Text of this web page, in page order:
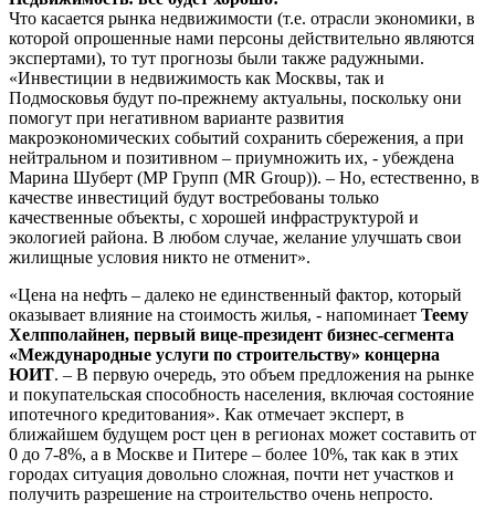
Что касается рынка недвижимости (т.е. отрасли экономики, в
которой опрошенные нами персоны действительно являются
экспертами), то тут прогнозы были также радужными.
«Инвестиции в недвижимость как Москвы, так и
Подмосковья будут по-прежнему актуальны, поскольку они
помогут при негативном варианте развития
макроэкономических событий сохранить сбережения, а при
нейтральном и позитивном – приумножить их, - убеждена
Марина Шуберт (МР Групп (MR Group)). – Но, естественно, в
качестве инвестиций будут востребованы только
качественные объекты, с хорошей инфраструктурой и
экологией района. В любом случае, желание улучшать свои
жилищные условия никто не отменит».
«Цена на нефть – далеко не единственный фактор, который
оказывает влияние на стоимость жилья, - напоминает Теему
Хелпполайнен, первый вице-президент бизнес-сегмента
«Международные услуги по строительству» концерна
ЮИТ. – В первую очередь, это объем предложения на рынке
и покупательская способность населения, включая состояние
ипотечного кредитования». Как отмечает эксперт, в
ближайшем будущем рост цен в регионах может составить от
0 до 7-8%, а в Москве и Питере – более 10%, так как в этих
городах ситуация довольно сложная, почти нет участков и
получить разрешение на строительство очень непросто.